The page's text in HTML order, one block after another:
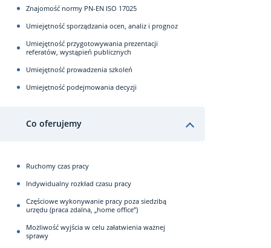
Znajomość normy PN-EN ISO 17025
Umiejętność sporządzania ocen, analiz i prognoz
Umiejętność przygotowywania prezentacji
referatów, wystąpień publicznych
Umiejętność prowadzenia szkoleń
Umiejętność podejmowania decyzji
Co oferujemy
Ruchomy czas pracy
Indywidualny rozkład czasu pracy
Częściowe wykonywanie pracy poza siedzibą
urzędu (praca zdalna, „home office”)
Możliwość wyjścia w celu załatwienia ważnej
sprawy